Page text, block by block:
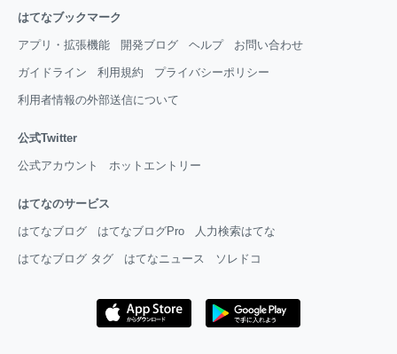
はてなブックマーク
アプリ・拡張機能 開発ブログ ヘルプ お問い合わせ
ガイドライン 利用規約 プライバシーポリシー
利用者情報の外部送信について
公式Twitter
公式アカウント ホットエントリー
はてなのサービス
はてなブログ はてなブログPro 人力検索はてな
はてなブログ タグ はてなニュース ソレドコ